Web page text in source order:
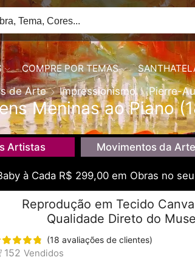
COMPRE POR TEMAS
de Arte Impressionismo Pierre-
Meninas ao Piano
Artistas Movimentos da Arte
à Cada R$ 299,00 em Obras no
Reprodução em Tecido
Qualidade Direto do
(18 avaliações de clientes)
152 Vendidos